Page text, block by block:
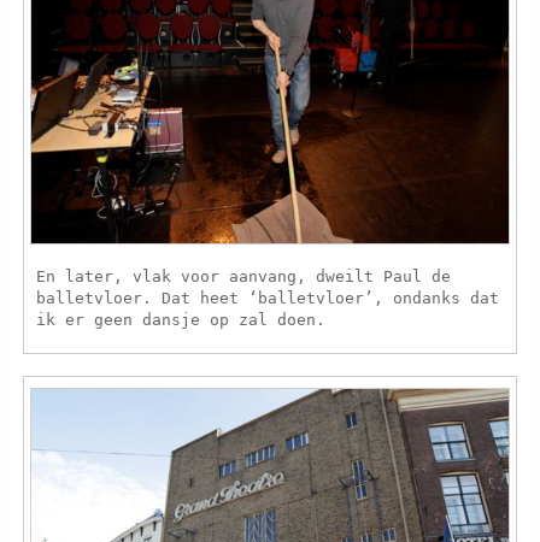
En later, vlak voor aanvang, dweilt Paul de
balletvloer. Dat heet ‘balletvloer’, ondanks dat
ik er geen dansje op zal doen.